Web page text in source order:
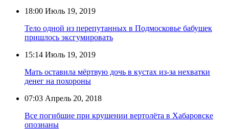
18:00 Июль 19, 2019
Тело одной из перепутанных в Подмосковье бабушек
пришлось эксгумировать
15:14 Июль 19, 2019
Мать оставила мёртвую дочь в кустах из-за нехватки
денег на похороны
07:03 Апрель 20, 2018
Все погибшие при крушении вертолёта в Хабаровске
опознаны